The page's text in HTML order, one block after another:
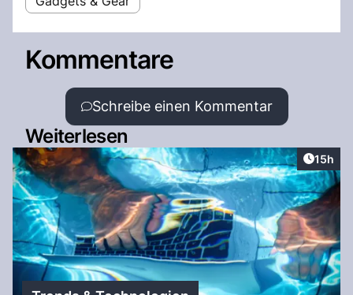
Kommentare
Schreibe einen Kommentar
Weiterlesen
Artikel
15h